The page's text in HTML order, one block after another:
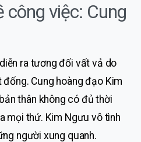
việc: Cung
ra tương đối vất vả do
Cung hoàng đạo Kim
thân không có đủ thời
mọi thứ. Kim Ngưu vô tình
người xung quanh.